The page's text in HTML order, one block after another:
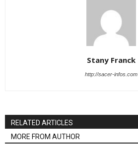
Stany Franck
http://sacer-infos.com
RELATED ARTICLES
MORE FROM AUTHOR